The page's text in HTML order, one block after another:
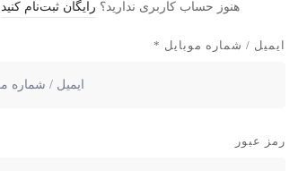
هنوز حساب کاربری ندارید؟ رایگان ثبت‌نام کنید
ایمیل / شماره موبایل *
رمز عبور